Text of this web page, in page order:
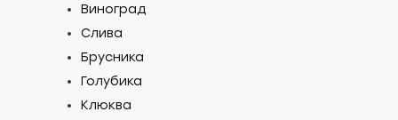
Виноград
Слива
Брусника
Голубика
Клюква